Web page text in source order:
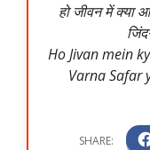
हो जीवन में क्या
Ho Jivan mein
Varna Safar